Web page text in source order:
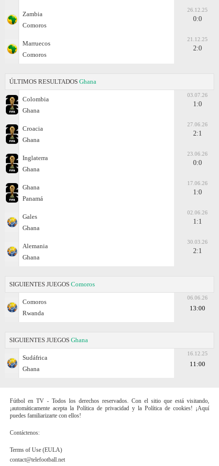
Zambia
Comoros
26.12.25
0:0
Marruecos
Comoros
21.12.25
2:0
ÚLTIMOS RESULTADOS Ghana
Colombia
Ghana
03.07.26
1:0
Croacia
Ghana
27.06.26
2:1
Inglaterra
Ghana
23.06.26
0:0
Ghana
Panamá
17.06.26
1:0
Gales
Ghana
02.06.26
1:1
Alemania
Ghana
30.03.26
2:1
SIGUIENTES JUEGOS Comoros
Comoros
Rwanda
06.06.26
13:00
SIGUIENTES JUEGOS Ghana
Sudáfrica
Ghana
16.12.25
11:00
Fútbol en TV - Todos los derechos reservados. Con el sitio que está visitando,
¡automáticamente acepta la Política de privacidad y la Política de cookies! ¡Aquí
puedes familiarizarte con ellos!
Contáctenos:
Terms of Use (EULA)
contact@telefootball.net